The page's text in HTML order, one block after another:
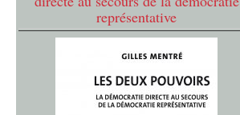
représentative